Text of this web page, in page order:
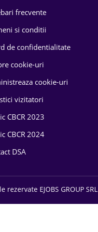
frecvente
si conditii
de confidentialitate
cookie-uri
cookie-uri
vizitatori
CBCR 2023
CBCR 2024
DSA
EJOBS GROUP SRL